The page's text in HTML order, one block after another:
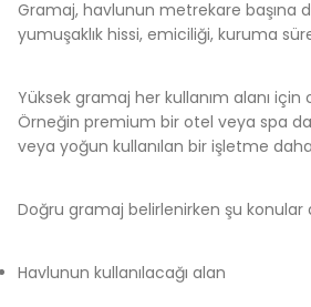
Gramaj, havlunun metrekare başına
yumuşaklık hissi, emiciliği, kuruma
Yüksek gramaj her kullanım alanı
Örneğin premium bir otel veya spa
veya yoğun kullanılan bir işletme
Doğru gramaj belirlenirken şu konular
Havlunun kullanılacağı alan